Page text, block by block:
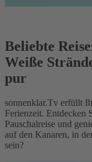
Beliebte
Weiße
pur
sonnenklar.Tv erfüllt
Ferienzeit. Entdecken
Pauschalreise und
auf den Kanaren, in
sein?